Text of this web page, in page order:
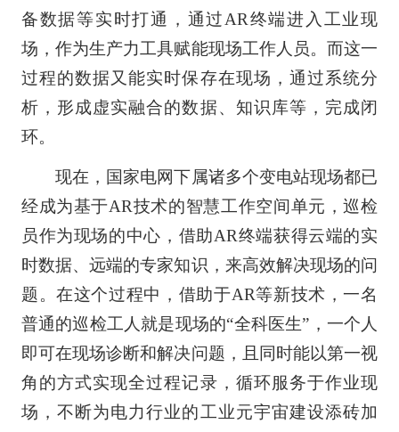
备数据等实时打通，通过AR终端进入工业现
场，作为生产力工具赋能现场工作人员。而这一
过程的数据又能实时保存在现场，通过系统分
析，形成虚实融合的数据、知识库等，完成闭
环。
现在，国家电网下属诸多个变电站现场都已
经成为基于AR技术的智慧工作空间单元，巡检
员作为现场的中心，借助AR终端获得云端的实
时数据、远端的专家知识，来高效解决现场的问
题。在这个过程中，借助于AR等新技术，一名
普通的巡检工人就是现场的“全科医生”，一个人
即可在现场诊断和解决问题，且同时能以第一视
角的方式实现全过程记录，循环服务于作业现
场，不断为电力行业的工业元宇宙建设添砖加